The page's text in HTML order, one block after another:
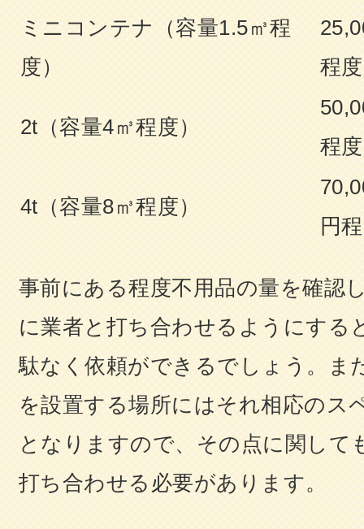
ミニコンテナ（容量1.5㎥程
度）
程度
2t（容量4㎥程度）
程度
4t（容量8㎥程度）
円
事前にある程度不用品の量を確認
に業者と打ち合わせるようにする
駄なく依頼ができるでしょう。ま
を設置する場所にはそれ相応のス
となりますので、その点に関して
打ち合わせる必要があります。